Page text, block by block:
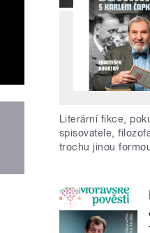
Literární fikce,
spisovatele,
trochu jinou